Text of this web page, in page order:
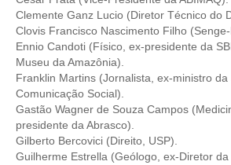
Clemente Ganz Lucio (Diretor Técnico do
Clovis Francisco Nascimento Filho
Ennio Candoti (Físico, ex-presidente da
Museu da Amazônia).
Franklin Martins (Jornalista, ex-ministro da
Comunicação Social).
Gastão Wagner de Souza Campos
presidente da Abrasco).
Gilberto Bercovici (Direito, USP).
Guilherme Estrella (Geólogo, ex-Diretor